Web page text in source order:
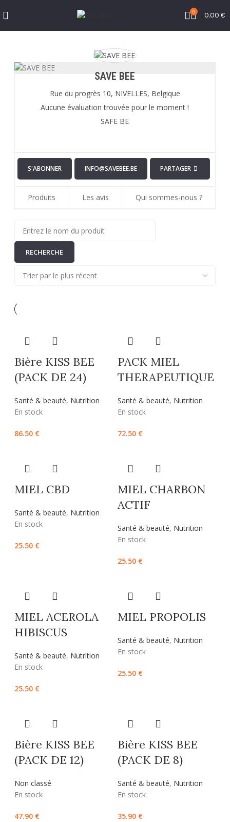
0 0.00 €
SAVE BEE
Rue du progrès 10, NIVELLES, Belgique
Aucune évaluation trouvée pour le moment !
SAFE BE
PARTAGER
INFO@SAVEBEE.BE
S'ABONNER
Produits Les avis Qui sommes-nous ?
Bière KISS BEE
(PACK DE 24)
Santé & beauté, Nutrition
En stock
86.50 €
PACK MIEL
THERAPEUTIQUE
Santé & beauté, Nutrition
En stock
72.50 €
MIEL CBD
Santé & beauté, Nutrition
En stock
25.50 €
MIEL CHARBON
ACTIF
Santé & beauté, Nutrition
En stock
25.50 €
MIEL ACEROLA
HIBISCUS
Santé & beauté, Nutrition
En stock
25.50 €
MIEL PROPOLIS
Santé & beauté, Nutrition
En stock
25.50 €
Bière KISS BEE
(PACK DE 12)
Non classé
En stock
47.90 €
Bière KISS BEE
(PACK DE 8)
Santé & beauté, Nutrition
En stock
35.90 €